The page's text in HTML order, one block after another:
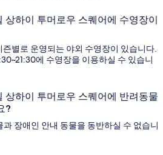
상하이 투머로우 스퀘어에 수영장이
별로 운영되는 야외 수영장이 있습니다.
에 수영장을 이용하실 수 있습니
상하이 투머로우 스퀘어에 반려동물
?
장애인 안내 동물을 동반하실 수 없습니